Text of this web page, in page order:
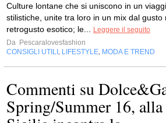
Culture lontane che si uniscono in un
stilistiche, unite tra loro in un mix dal
retrogusto esotico; le...
Leggere il seguito
Da Pescaralovesfashion
CONSIGLI UTILI
LIFESTYLE MODA E TREND
Commenti su
Spring/Summer 16,